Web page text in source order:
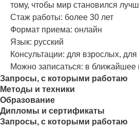
тому, чтобы мир становился
Стаж работы: более 30 лет
Формат приема: онлайн
Язык: русский
Консультации: для взрослых, для
Можно записаться: в ближайшее
Запросы, с которыми работаю
Методы и техники
Образование
Дипломы и сертификаты
Запросы, с которыми работаю